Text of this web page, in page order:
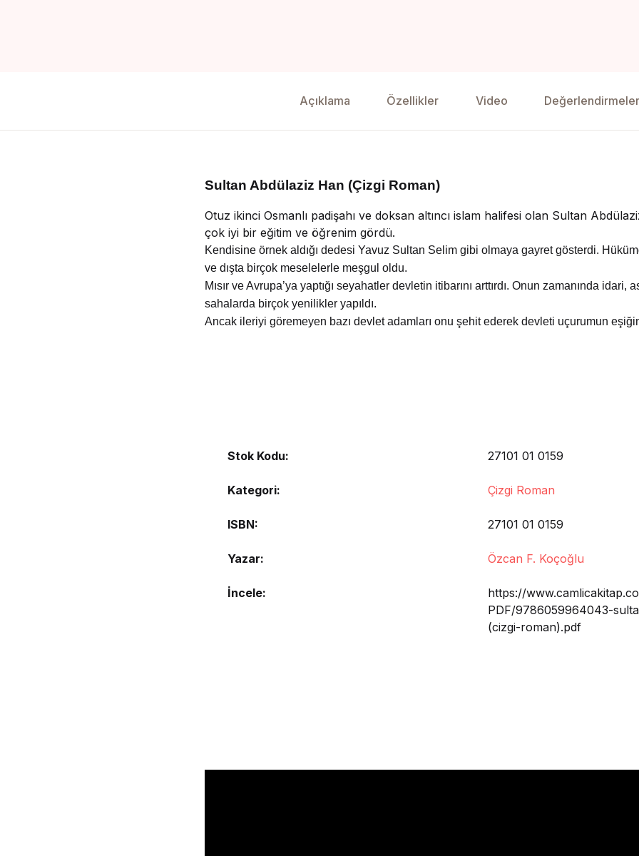
Açıklama Özellikler Video
Sultan Abdülaziz Han (Çizgi Roman)
Otuz ikinci Osmanlı padişahı ve doksan altıncı islam halifesi olan Sultan
çok iyi bir eğitim ve öğrenim gördü.
Kendisine örnek aldığı dedesi Yavuz Sultan Selim gibi olmaya gayret gösterdi.
ve dışta birçok meselelerle meşgul oldu.
Mısır ve Avrupa’ya yaptığı seyahatler devletin itibarını arttırdı. Onun zamanında idari,
sahalarda birçok yenilikler yapıldı.
Ancak ileriyi göremeyen bazı devlet adamları onu şehit ederek devleti uçurumun
Stok Kodu: 27101 01 0159
Kategori: Çizgi Roman
ISBN 27101 01 0159
Yazar Özcan F. Koçoğlu
İncele
https://
PDF/9786059964043-
(cizgi-roman).pdf